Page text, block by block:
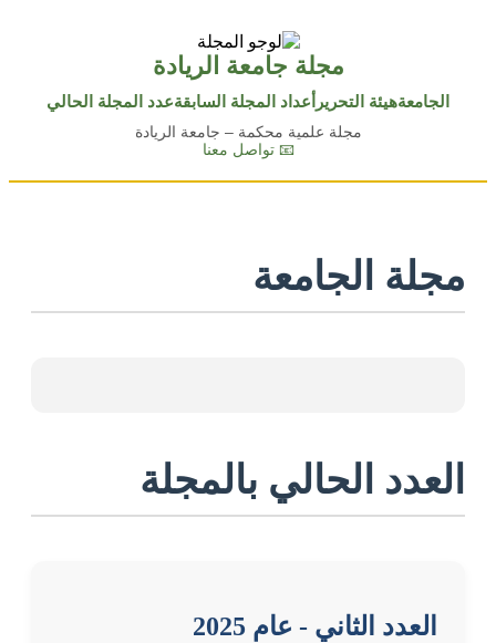
مجلة جامعة الريادة
الجامعةهيئة التحرير أعداد المجلة السابقةعدد المجلة الحالي
مجلة علمية محكمة – جامعة الريادة
📧 تواصل معنا
مجلة الجامعة
العدد الحالي بالمجلة
العدد الثاني - عام 2025